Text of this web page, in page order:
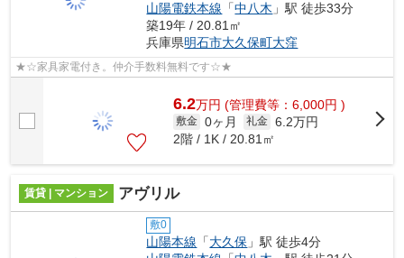
山陽電鉄本線 「中八木 」駅 徒歩33分
築19年 / 20.81㎡
兵庫県明石市大久保町大窪
★☆家具家電付き。仲介手数料無料です☆★
6.2万円 (管理費等：6,000円 )
敷金 0ヶ月 礼金 6.2万円
2階 / 1K / 20.81㎡
賃貸 | マンション アヴリル
敷0
山陽本線 「大久保 」駅 徒歩4分